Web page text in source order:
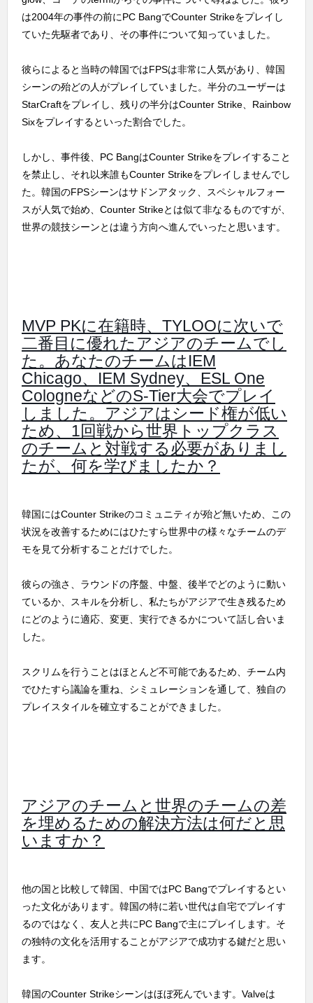
は2004年の事件の前にPC BangでCounter Strikeをプレイし
ていた先駆者であり、その事件について知っていました。
彼らによると当時の韓国ではFPSは非常に人気があり、韓国
シーンの殆どの人がプレイしていました。半分のユーザーは
StarCraftをプレイし、残りの半分はCounter Strike、Rainbow
Sixをプレイするといった割合でした。
しかし、事件後、PC BangはCounter Strikeをプレイすること
を禁止し、それ以来誰もCounter Strikeをプレイしませんでし
た。韓国のFPSシーンはサドンアタック、スペシャルフォー
スが人気で始め、Counter Strikeとは似て非なるものですが、
世界の競技シーンとは違う方向へ進んでいったと思います。
MVP PKに在籍時、TYLOOに次いで
二番目に優れたアジアのチームでし
た。あなたのチームはIEM
Chicago、IEM Sydney、ESL One
CologneなどのS-Tier大会でプレイ
しました。アジアはシード権が低い
ため、1回戦から世界トップクラス
のチームと対戦する必要がありまし
たが、何を学びましたか？
韓国にはCounter Strikeのコミュニティが殆ど無いため、この
状況を改善するためにはひたすら世界中の様々なチームのデ
モを見て分析することだけでした。
彼らの強さ、ラウンドの序盤、中盤、後半でどのように動い
ているか、スキルを分析し、私たちがアジアで生き残るため
にどのように適応、変更、実行できるかについて話し合いま
した。
スクリムを行うことはほとんど不可能であるため、チーム内
でひたすら議論を重ね、シミュレーションを通して、独自の
プレイスタイルを確立することができました。
アジアのチームと世界のチームの差
を埋めるための解決方法は何だと思
いますか？
他の国と比較して韓国、中国ではPC Bangでプレイするとい
った文化があります。韓国の特に若い世代は自宅でプレイす
るのではなく、友人と共にPC Bangで主にプレイします。そ
の独特の文化を活用することがアジアで成功する鍵だと思い
ます。
韓国のCounter Strikeシーンはほぼ死んでいます。Valveは